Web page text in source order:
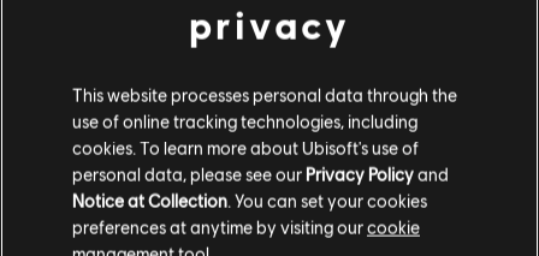
20 36
privacy
This website processes personal data through the
use of online tracking technologies, including
cookies. To learn more about Ubisoft's use of
personal data, please see our Privacy Policyand
Notice at Collection. You can set your cookies
preferences at anytime by visiting ourcookie